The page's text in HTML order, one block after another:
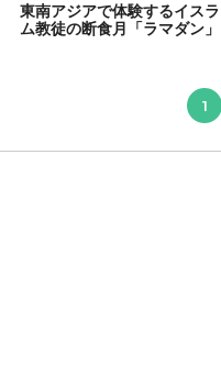
東南アジアで体験するイスラ
ム教徒の断食月「ラマダン」
1